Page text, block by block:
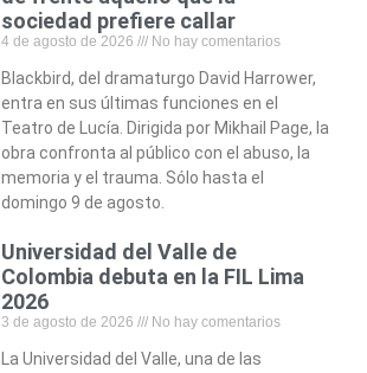
sociedad prefiere callar
4 de agosto de 2026 No hay comentarios
Blackbird, del dramaturgo David Harrower,
entra en sus últimas funciones en el
Teatro de Lucía. Dirigida por Mikhail Page, la
obra confronta al público con el abuso, la
memoria y el trauma. Sólo hasta el
domingo 9 de agosto.
Universidad del Valle de
Colombia debuta en la FIL Lima
2026
3 de agosto de 2026 No hay comentarios
La Universidad del Valle, una de las